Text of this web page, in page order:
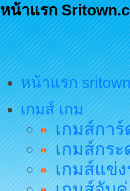
หน้าแรก
หน้าแรก
เกมส์ เกม
เกมส์การ์
เกมส์กระ
เกมส์แข่ง